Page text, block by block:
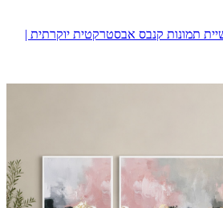
תמונות קנבס אבסטרקטית יוקרתית |